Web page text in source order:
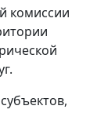
комиссии